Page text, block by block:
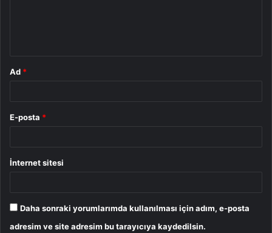
Ad *
E-posta *
İnternet sitesi
Daha sonraki yorumlarımda kullanılması için adım, e-posta
adresim ve site adresim bu tarayıcıya kaydedilsin.